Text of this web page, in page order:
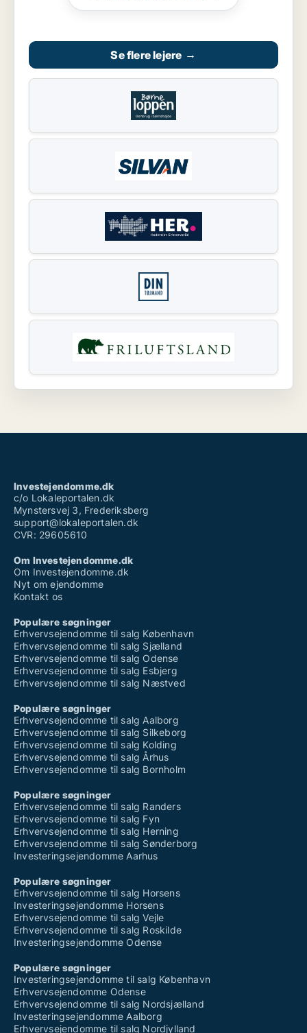
Se flere lejere →
Investejendomme.dk
c/o Lokaleportalen.dk
Mynstersvej 3, Frederiksberg
support@lokaleportalen.dk
CVR: 29605610
Om Investejendomme.dk
Om Investejendomme.dk
Nyt om ejendomme
Kontakt os
Populære søgninger
Erhvervsejendomme til salg København
Erhvervsejendomme til salg Sjælland
Erhvervsejendomme til salg Odense
Erhvervsejendomme til salg Esbjerg
Erhvervsejendomme til salg Næstved
Populære søgninger
Erhvervsejendomme til salg Aalborg
Erhvervsejendomme til salg Silkeborg
Erhvervsejendomme til salg Kolding
Erhvervsejendomme til salg Århus
Erhvervsejendomme til salg Bornholm
Populære søgninger
Erhvervsejendomme til salg Randers
Erhvervsejendomme til salg Fyn
Erhvervsejendomme til salg Herning
Erhvervsejendomme til salg Sønderborg
Investeringsejendomme Aarhus
Populære søgninger
Erhvervsejendomme til salg Horsens
Investeringsejendomme Horsens
Erhvervsejendomme til salg Vejle
Erhvervsejendomme til salg Roskilde
Investeringsejendomme Odense
Populære søgninger
Investeringsejendomme til salg København
Erhvervsejendomme Odense
Erhvervsejendomme til salg Nordsjælland
Investeringsejendomme Aalborg
Erhvervsejendomme til salg Nordjylland